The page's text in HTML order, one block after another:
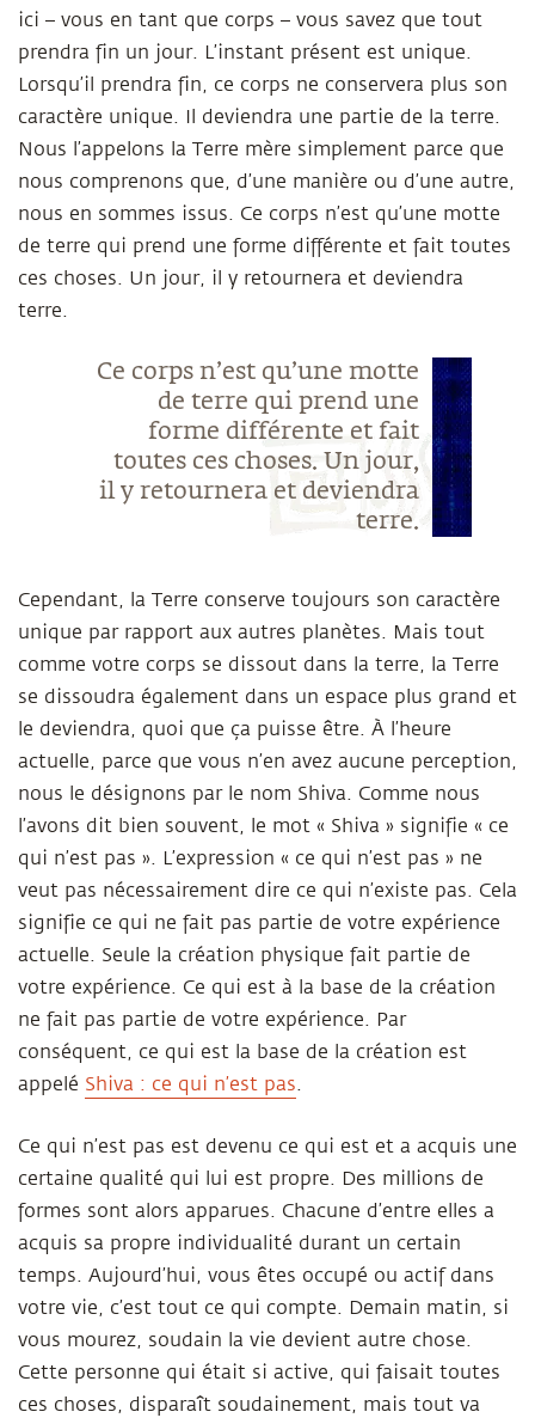
ici – vous en tant que corps – vous savez que tout
prendra fin un jour. L’instant présent est unique.
Lorsqu’il prendra fin, ce corps ne conservera plus son
caractère unique. Il deviendra une partie de la terre.
Nous l’appelons la Terre mère simplement parce que
nous comprenons que, d’une manière ou d’une autre,
nous en sommes issus. Ce corps n’est qu’une motte
de terre qui prend une forme différente et fait toutes
ces choses. Un jour, il y retournera et deviendra
terre.
Ce corps n’est qu’une motte
de terre qui prend une
forme différente et fait
toutes ces choses. Un jour,
il y retournera et deviendra
terre.
Cependant, la Terre conserve toujours son caractère
unique par rapport aux autres planètes. Mais tout
comme votre corps se dissout dans la terre, la Terre
se dissoudra également dans un espace plus grand et
le deviendra, quoi que ça puisse être. À l’heure
actuelle, parce que vous n’en avez aucune perception,
nous le désignons par le nom Shiva. Comme nous
l’avons dit bien souvent, le mot « Shiva » signifie « ce
qui n’est pas ». L’expression « ce qui n’est pas » ne
veut pas nécessairement dire ce qui n’existe pas. Cela
signifie ce qui ne fait pas partie de votre expérience
actuelle. Seule la création physique fait partie de
votre expérience. Ce qui est à la base de la création
ne fait pas partie de votre expérience. Par
conséquent, ce qui est la base de la création est
appelé Shiva : ce qui n’est pas.
Ce qui n’est pas est devenu ce qui est et a acquis une
certaine qualité qui lui est propre. Des millions de
formes sont alors apparues. Chacune d’entre elles a
acquis sa propre individualité durant un certain
temps. Aujourd’hui, vous êtes occupé ou actif dans
votre vie, c’est tout ce qui compte. Demain matin, si
vous mourez, soudain la vie devient autre chose.
Cette personne qui était si active, qui faisait toutes
ces choses, disparaît soudainement, mais tout va